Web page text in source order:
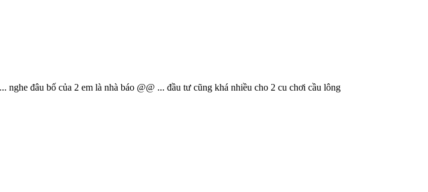
đâu bố của 2 em là nhà báo @@ ... đầu tư cũng khá nhiều cho 2 cu chơi cầu lông